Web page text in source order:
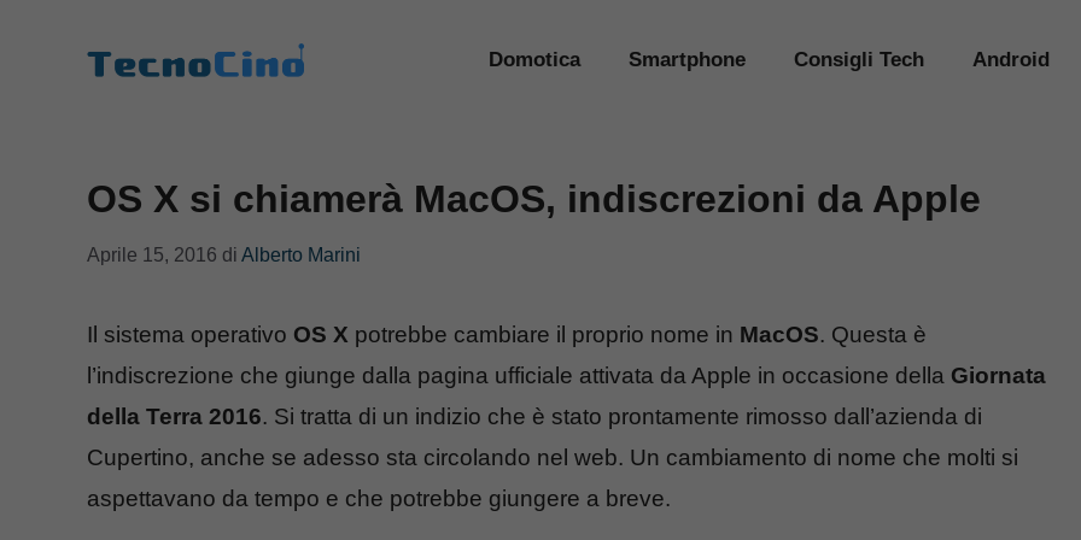
Domotica Smartphone Consigli Tech Android
OS X si chiamerà MacOS, indiscrezioni da Apple
Aprile 15, 2016 di Alberto Marini
Il sistema operativo OS X potrebbe cambiare il proprio nome in MacOS. Questa è
l’indiscrezione che giunge dalla pagina ufficiale attivata da Apple in occasione della Giornata
della Terra 2016. Si tratta di un indizio che è stato prontamente rimosso dall’azienda di
Cupertino, anche se adesso sta circolando nel web. Un cambiamento di nome che molti si
aspettavano da tempo e che potrebbe giungere a breve.